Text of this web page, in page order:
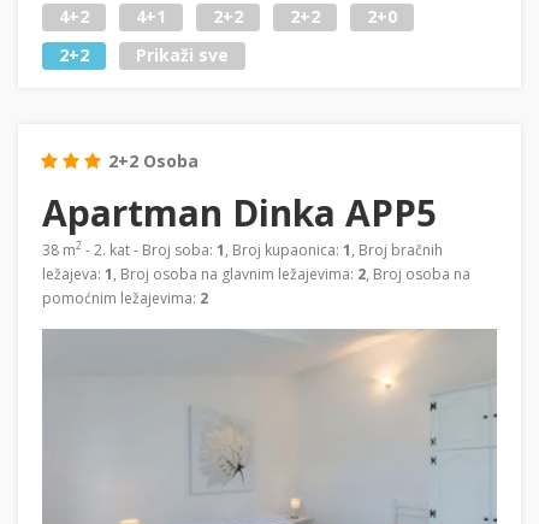
4+2 4+1 2+2 2+2
2+0
2+2
Prikaži sve
2+2 Osoba
Apartman Dinka APP5
38 m2 - 2. kat - Broj soba: 1, Broj kupaonica: 1, Broj bračnih
ležajeva: 1, Broj osoba na glavnim ležajevima: 2, Broj osoba na
pomoćnim ležajevima: 2